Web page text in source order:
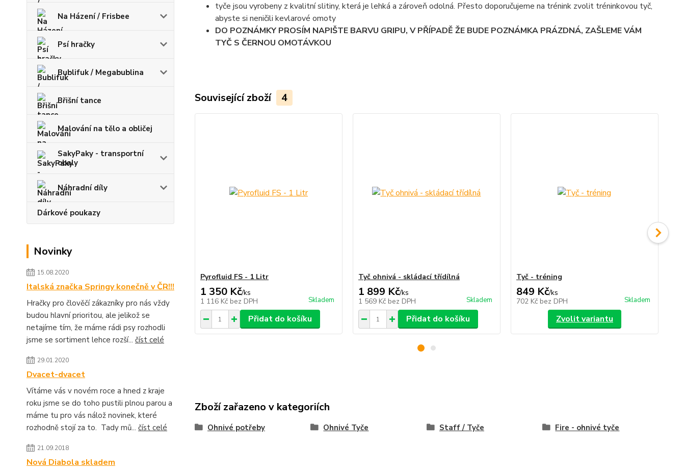
Na Házení / Frisbee
Psí hračky
Bublifuk / Megabublina
Břišní tance
Malování na tělo a obličej
SakyPaky - transportní
obaly
Náhradní díly
Dárkové poukazy
Novinky
15.08.2020
Italská značka Springy konečně v ČR!!!
Hračky pro člověčí zákazníky pro nás vždy
budou hlavní prioritou, ale jelikož se
netajíme tím, že máme rádi psy rozhodli
jsme se sortiment lehce rozší... číst celé
29.01.2020
Dvacet-dvacet
Vítáme vás v novém roce a hned z kraje
roku jsme se do toho pustili plnou parou a
máme tu pro vás nálož novinek, které
rozhodně stojí za to. Tady mů... číst celé
21.09.2018
Nová Diabola skladem
tyče jsou vyrobeny z kvalitní slitiny, která je lehká a zároveň odolná. Přesto doporučujeme na trénink zvolit tréninkovou tyč,
abyste si neničili kevlarové omoty
DO POZNÁMKY PROSÍM NAPIŠTE BARVU GRIPU, V PŘÍPADĚ ŽE BUDE POZNÁMKA PRÁZDNÁ, ZAŠLEME VÁM
TYČ S ČERNOU OMOTÁVKOU
Související zboží 4
Pyrofluid FS - 1 Litr
1 350 Kč/ks
1 116 Kč bez DPH Skladem
Přidat do košíku
Tyč ohnivá - skládací třídílná
1 899 Kč/ks
1 569 Kč bez DPH Skladem
Přidat do košíku
Tyč - tréning
849 Kč/ks
702 Kč bez DPH Skladem
Zvolit variantu
Zboží zařazeno v kategoriích
Ohnivé potřeby Ohnivé Tyče Staff / Tyče Fire - ohnivé tyče